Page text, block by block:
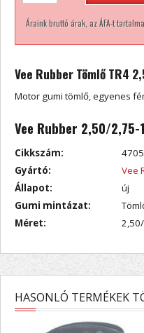
Áraink bruttó árak, az ÁFA-t
Vee Rubber Tömlő TR4
Motor gumi tömlő, egyenes
Vee Rubber 2,50/2,75-
Cikkszám:
Gyártó:
Vee
Állapot:
új
Gumi mintázat:
Méret:
HASONLÓ TERMÉKEK